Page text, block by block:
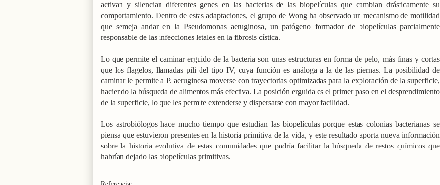
activan y silencian diferentes genes en las bacterias de las biopelículas que cambian drásticamente su
comportamiento. Dentro de estas adaptaciones, el grupo de Wong ha observado un mecanismo de motilidad
que semeja andar en la Pseudomonasaeruginosa, un patógeno formador de biopelículas parcialmente
responsable de las infecciones letales en la fibrosis cística.
Lo que permite el caminar erguido de la bacteria son unas estructuras en forma de pelo, más finas y cortas
que los flagelos, llamadas pili del tipo IV, cuya función es análoga a la de las piernas. La posibilidad de
caminar le permite a P. aeruginosa moverse con trayectorias optimizadas para la exploración de la superficie,
haciendo la búsqueda de alimentos más efectiva. La posición erguida es el primer paso en el desprendimiento
de la superficie, lo que les permite extenderse y dispersarse con mayor facilidad.
Los astrobiólogos hace mucho tiempo que estudian las biopelículas porque estas colonias bacterianas se
piensa que estuvieron presentes en la historia primitiva de la vida, y este resultado aporta nueva información
sobre la historia evolutiva de estas comunidades que podría facilitar la búsqueda de restos químicos que
habrían dejado las biopelículas primitivas.